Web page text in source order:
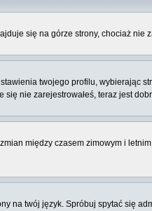
się na górze strony, chociaż nie
twojego profilu, wybierając
nie zarejestrowałeś, teraz jest
między czasem zimowym i
na twój język. Spróbuj spytać się